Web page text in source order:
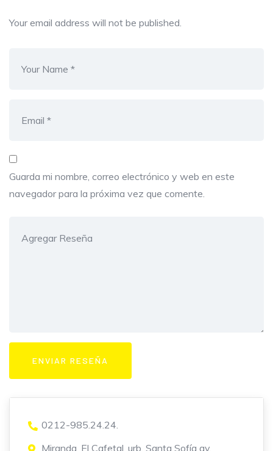
Your email address will not be published.
Guarda mi nombre, correo electrónico y web en este
navegador para la próxima vez que comente.
0212-985.24.24.
Miranda, El Cafetal, urb. Santa Sofía av.